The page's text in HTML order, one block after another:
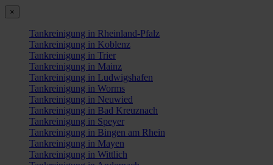
×
Tankreinigung in Rheinland-Pfalz
Tankreinigung in Koblenz
Tankreinigung in Trier
Tankreinigung in Mainz
Tankreinigung in Ludwigshafen
Tankreinigung in Worms
Tankreinigung in Neuwied
Tankreinigung in Bad Kreuznach
Tankreinigung in Speyer
Tankreinigung in Bingen am Rhein
Tankreinigung in Mayen
Tankreinigung in Wittlich